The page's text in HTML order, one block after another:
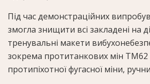
Під час демонстраційних
змогла знищити всі закладені на
тренувальні макети
зокрема протитанкових мін
протипіхотної фугасної міни,